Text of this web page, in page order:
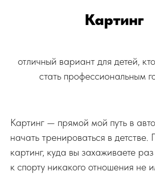
Картинг
отличный вариант для детей,
стать профессиональным
Картинг — прямой мой путь в
начать тренироваться в
картинг, куда вы захаживаете раз
к спорту никакого отношения не